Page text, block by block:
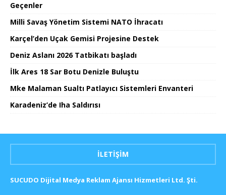
Geçenler
Milli Savaş Yönetim Sistemi NATO İhracatı
Karçel’den Uçak Gemisi Projesine Destek
Deniz Aslanı 2026 Tatbikatı başladı
İlk Ares 18 Sar Botu Denizle Buluştu
Mke Malaman Sualtı Patlayıcı Sistemleri Envanteri
Karadeniz’de Iha Saldırısı
İLETIŞIM
SUCUDO Dijital Medya Reklam Ajansı Hizmetleri Ltd. Şti.